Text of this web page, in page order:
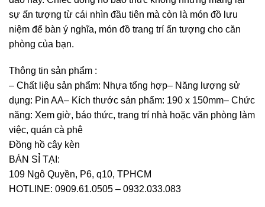
sự ấn tượng từ cái nhìn đầu tiên mà còn là món đồ lưu
niệm để bàn ý nghĩa, món đồ trang trí ấn tượng cho căn
phòng của bạn.
Thông tin sản phẩm :
– Chất liệu sản phẩm: Nhựa tổng hợp– Năng lượng sử
dụng: Pin AA– Kích thước sản phẩm: 190 x 150mm– Chức
năng: Xem giờ, báo thức, trang trí nhà hoặc văn phòng làm
việc, quán cà phê
Đồng hồ cây kèn
BÁN SỈ TẠI:
109 Ngô Quyền, P6, q10, TPHCM
HOTLINE: 0909.61.0505 – 0932.033.083